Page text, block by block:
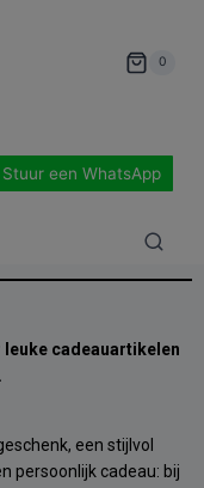
0
Stuur een WhatsApp
cadeauartikelen
een stijlvol
persoonlijk cadeau: bij